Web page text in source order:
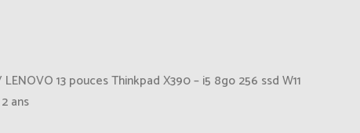
13 pouces Thinkpad X390 – i5 8go 256 ssd W11
ans